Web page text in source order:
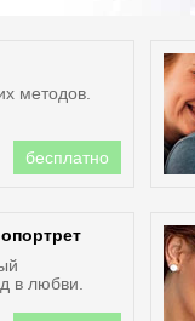
методов.
бесплатно
в любви.